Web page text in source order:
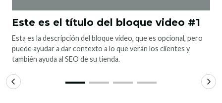
Este es el título del bloque video #1
Esta es la descripción del bloque video, que es opcional, pero
puede ayudar a dar contexto a lo que verán los clientes y
también ayuda al SEO de su tienda.